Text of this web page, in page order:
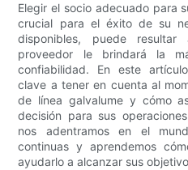
Elegir el socio adecuado para
crucial para el éxito de su
disponibles, puede resultar
proveedor le brindará la
confiabilidad. En este
clave a tener en cuenta al
de línea galvalume y cómo
decisión para sus
nos adentramos en el
continuas y aprendemos
ayudarlo a alcanzar sus